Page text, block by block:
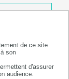
de ce site
son
d'assurer
audience.